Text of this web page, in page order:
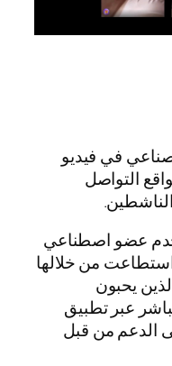
في فيديو
التواصل
عضو اصطناعي
من خلالها
يحبون
عبر تطبيق
الدعم من قبل